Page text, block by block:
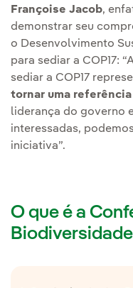
Françoise Jacob,
demonstrar seu
o Desenvolvimento
para sediar a COP17:
sediar a COP17
tornar uma
liderança do governo
interessadas,
iniciativa”.
O que é a